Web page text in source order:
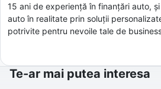
15 ani de experiență în finanțări auto,
auto în realitate prin soluții
potrivite pentru nevoile tale de
Te-ar mai putea interesa